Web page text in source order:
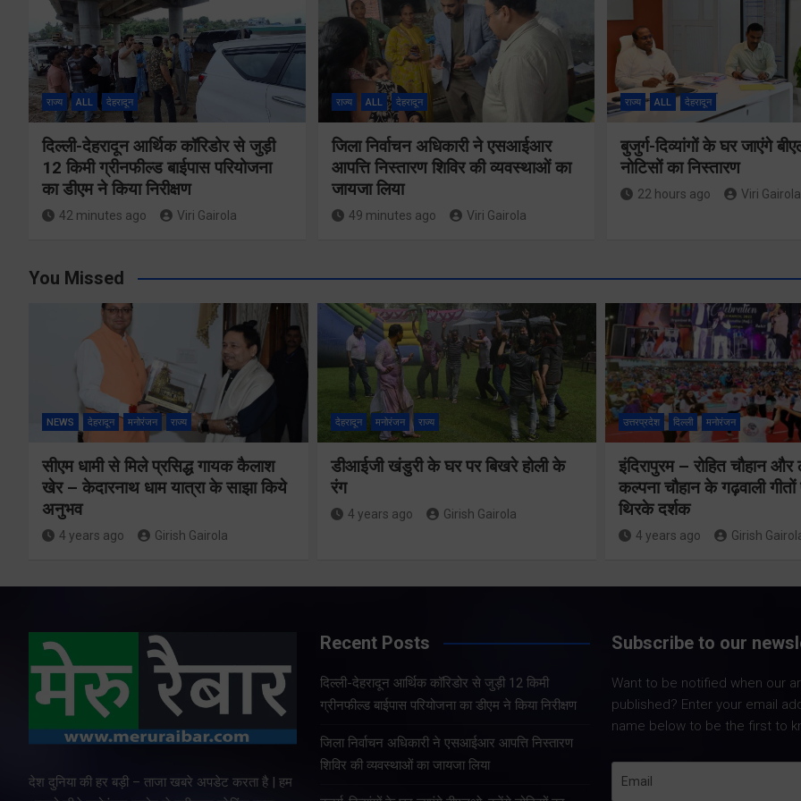
राज्य ALL देहरादून
दिल्ली-देहरादून आर्थिक कॉरिडोर से जुड़ी
12 किमी ग्रीनफील्ड बाईपास परियोजना
का डीएम ने किया निरीक्षण
42 minutes ago Viri Gairola
राज्य ALL देहरादून
जिला निर्वाचन अधिकारी ने एसआईआर
आपत्ति निस्तारण शिविर की व्यवस्थाओं का
जायजा लिया
49 minutes ago Viri Gairola
राज्य ALL देहरादून
बुजुर्ग-दिव्यांगों के घर जाएंगे
नोटिसों का निस्तारण
22 hours ago Viri Gairola
You Missed
NEWS देहरादून मनोरंजन राज्य
सीएम धामी से मिले प्रसिद्ध गायक कैलाश
खेर – केदारनाथ धाम यात्रा के साझा किये
अनुभव
4 years ago Girish Gairola
देहरादून मनोरंजन राज्य
डीआईजी खंडुरी के घर पर बिखरे होली के
रंग
4 years ago Girish Gairola
उत्तरप्रदेश दिल्ली मनोरंजन
इंदिरापुरम – रोहित चौहान और
कल्पना चौहान के गढ़वाली
थिरके दर्शक
4 years ago Girish
देश दुनिया की हर बड़ी – ताजा खबरे अपडेट करता है | हम
Recent Posts
दिल्ली-देहरादून आर्थिक कॉरिडोर से जुड़ी 12 किमी
ग्रीनफील्ड बाईपास परियोजना का डीएम ने किया निरीक्षण
जिला निर्वाचन अधिकारी ने एसआईआर आपत्ति निस्तारण
शिविर की व्यवस्थाओं का जायजा लिया
Subscribe to our
Want to be notified when our
published? Enter your email
name below to be the first to
एमडीडीए बोर्ड
बैठक में 25
विकास प्रस्तावों
को मिली मंजूरी,
देहरादून-मसूरी के
नियोजित विकास
को मिलेगी रफ्तार
Share Nowदेहरादून। मसूरी-
(एमडीडीए) की 114वीं बोर्ड बैठक
बुधवार को गढ़वाल आयुक्त एवं
प्राधिकरण अध्यक्ष आनन्द स्वरूप
की अध्यक्षता में आयोजित हुई।
दिल्ली-
आर्थिक
ग्रीनफील्ड
डीएम ने
निरीक्षण
Share Now